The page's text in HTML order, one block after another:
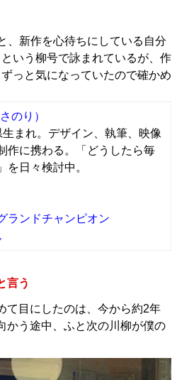
、新作を心待ちにしている自分
いう柳号で詠まれているが、作
っと気になっていたので確かめ
のり）
まれ。デザイン、執筆、映像
作に携わる。「どうしたら毎
を日々検討中。
ランドチャンピオン
言う
て目にしたのは、今から約2年
かう途中、ふと次の川柳が僕の